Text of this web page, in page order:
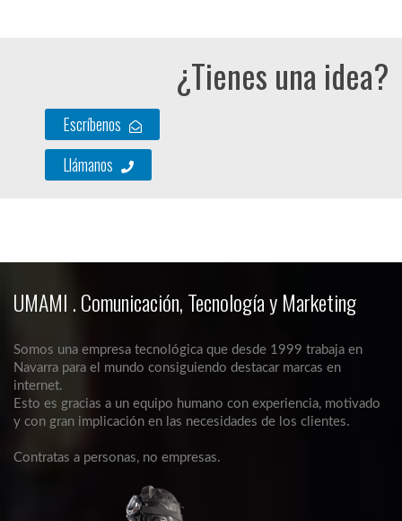
¿Tienes una idea?
Escríbenos
Llámanos
UMAMI . Comunicación, Tecnología y Marketing
Somos una empresa tecnológica que desde 1999 trabaja en
Navarra para el mundo consiguiendo destacar marcas en
internet.
Esto es gracias a un equipo humano con experiencia, motivado
y con gran implicación en las necesidades de los clientes.
Contratas a personas, no empresas.